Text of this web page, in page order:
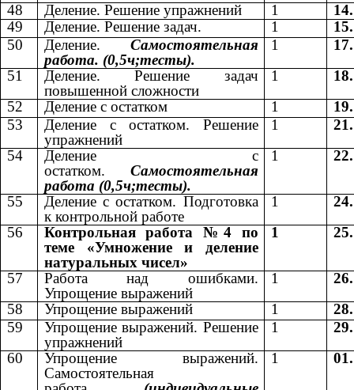
48
Деление. Решение упражнений 1
49
Деление. Решение задач. 1
50
Деление. Самостоятельная
работа. (0,5ч;тесты).
1
51
Деление. Решение задач
повышенной сложности
1
52
Деление с остатком 1
53
Деление с остатком. Решение
упражнений
1
54
Деление с
остатком. Самостоятельная
работа (0,5ч;тесты).
1
55
Деление с остатком. Подготовка
к контрольной работе
1
56
Контрольная работа №4 по
теме «Умножение и деление
натуральных чисел»
1
57
Работа над ошибками.
Упрощение выражений
1
58
Упрощение выражений 1
59
Упрощение выражений. Решение
упражнений
1
60
Упрощение выражений.
Самостоятельная
1